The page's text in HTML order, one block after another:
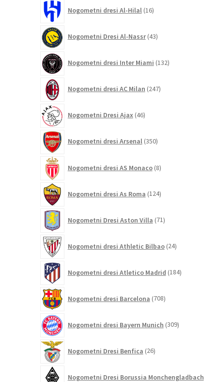
Nogometni dresi Al-Hilal 16izdelkov
Nogometni Dresi Al-Nassr 43izdelkov
Nogometni dresi Inter Miami 132izdelkov
Nogometni dresi AC Milan 247izdelkov
Nogometni Dresi Ajax 46izdelkov
Nogometni dresi Arsenal 350izdelkov
Nogometni dresi AS Monaco 8izdelkov
Nogometni dresi As Roma 124izdelkov
Nogometni Dresi Aston Villa 71izdelkov
Nogometni dresi Athletic Bilbao 24izdelkov
Nogometni dresi Atletico Madrid 184izdelkov
Nogometni dresi Barcelona 708izdelkov
Nogometni dresi Bayern Munich 309izdelkov
Nogometni Dresi Benfica 26izdelkov
Nogometni Dresi Borussia Monchengladbach